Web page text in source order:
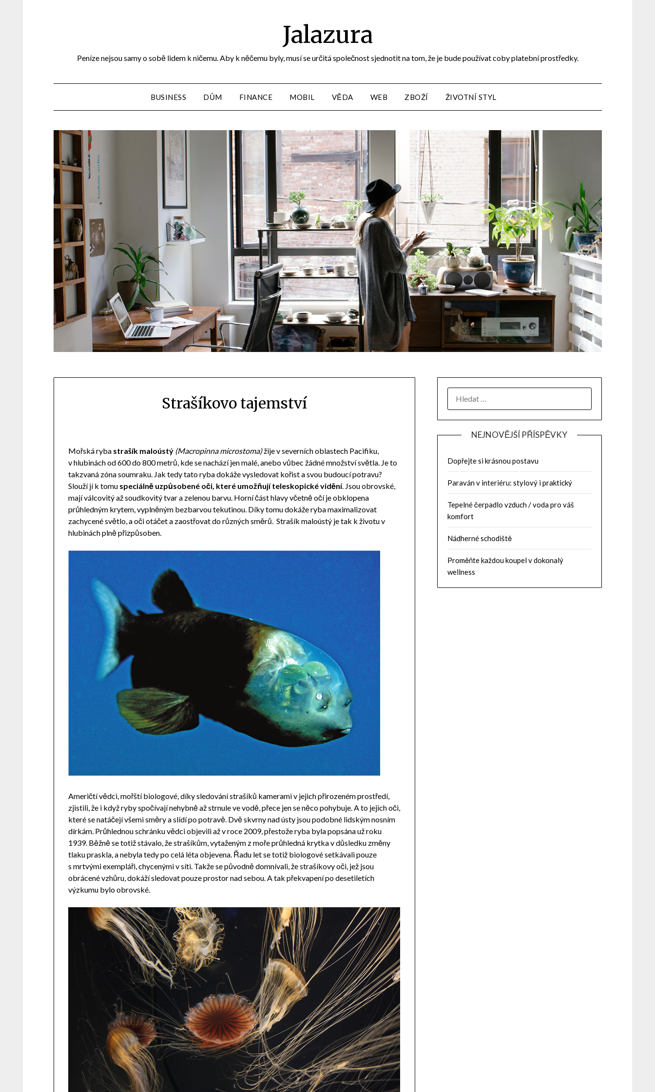
Jalazura
Peníze nejsou samy o sobě lidem k ničemu. Aby k něčemu byly, musí se určitá společnost sjednotit na tom, že je bude používat coby platební prostředky.
BUSINESS DŮM FINANCE MOBIL VĚDA WEB ZBOŽÍ ŽIVOTNÍ STYL
Strašíkovo tajemství
Mořská ryba strašík maloústý (Macropinna microstoma)žije v severních oblastech Pacifiku,
v hlubinách od 600 do 800 metrů, kde se nachází jen malé, anebo vůbec žádné množství světla. Je to
takzvaná zóna soumraku. Jak tedy tato ryba dokáže vysledovat kořist a svou budoucí potravu?
Slouží jí k tomu speciálně uzpůsobené oči, které umožňují teleskopické vidění. Jsou obrovské,
mají válcovitý až soudkovitý tvar a zelenou barvu. Horní část hlavy včetně očí je obklopena
průhledným krytem, vyplněným bezbarvou tekutinou. Díky tomu dokáže ryba maximalizovat
zachycené světlo, a oči otáčet a zaostřovat do různých směrů. Strašík maloústý je tak k životu v
hlubinách plně přizpůsoben.
Američtí vědci, mořští biologové, díky sledování strašíků kamerami v jejich přirozeném prostředí,
zjistili, že i když ryby spočívají nehybně až strnule ve vodě, přece jen se něco pohybuje. A to jejich oči,
které se natáčejí všemi směry a slídí po potravě. Dvě skvrny nad ústy jsou podobné lidským nosním
dírkám. Průhlednou schránku vědci objevili až v roce 2009, přestože ryba byla popsána už roku
1939. Běžně se totiž stávalo, že strašíkům, vytaženým z moře průhledná krytka v důsledku změny
tlaku praskla, a nebyla tedy po celá léta objevena. Řadu let se totiž biologové setkávali pouze
s mrtvými exempláři, chycenými v síti. Takže se původně domnívali, že strašíkovy oči, jež jsou
obrácené vzhůru, dokáží sledovat pouze prostor nad sebou. A tak překvapení po desetiletích
výzkumu bylo obrovské.
NEJNOVĚJŠÍ PŘÍSPĚVKY
Dopřejte si krásnou postavu
Paraván v interiéru: stylový i praktický
Tepelné čerpadlo vzduch / voda pro váš
komfort
Nádherné schodiště
Proměňte každou koupel v dokonalý
wellness